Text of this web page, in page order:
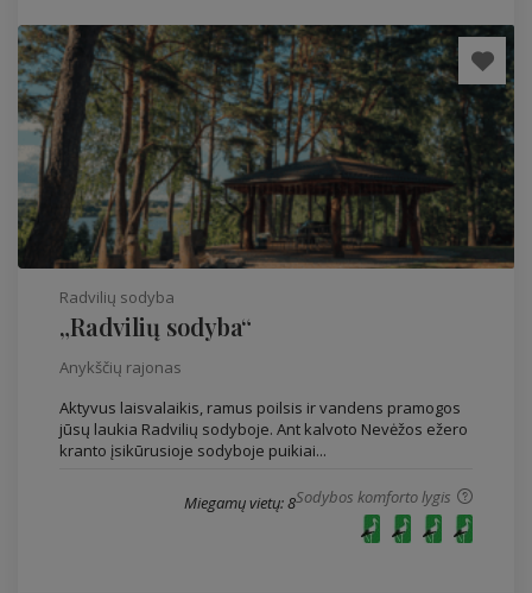
Radvilių sodyba
„Radvilių sodyba“
Anykščių rajonas
Aktyvus laisvalaikis, ramus poilsis ir vandens pramogos
jūsų laukia Radvilių sodyboje. Ant kalvoto Nevėžos ežero
kranto įsikūrusioje sodyboje puikiai...
Sodybos komforto lygis
Miegamų vietų: 8